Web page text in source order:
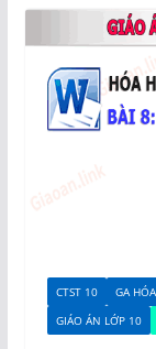
CTST 10 GA
GIÁO ÁN LỚP 10